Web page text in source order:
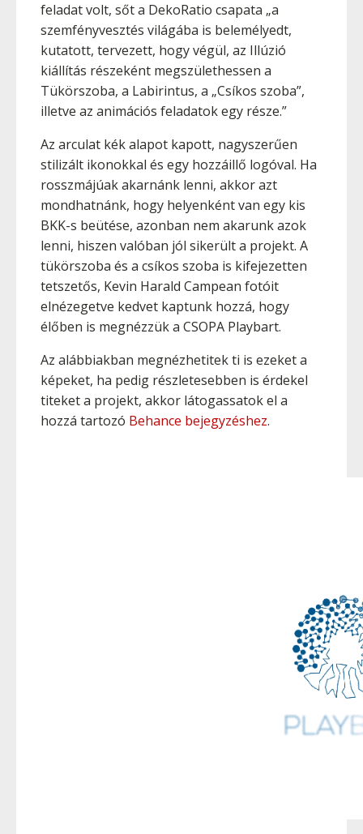
feladat volt, sőt a DekoRatio csapata „a
szemfényvesztés világába is belemélyedt,
kutatott, tervezett, hogy végül, az Illúzió
kiállítás részeként megszülethessen a
Tükörszoba, a Labirintus, a „Csíkos szoba”,
illetve az animációs feladatok egy része.”
Az arculat kék alapot kapott, nagyszerűen
stilizált ikonokkal és egy hozzáillő logóval. Ha
rosszmájúak akarnánk lenni, akkor azt
mondhatnánk, hogy helyenként van egy kis
BKK-s beütése, azonban nem akarunk azok
lenni, hiszen valóban jól sikerült a projekt. A
tükörszoba és a csíkos szoba is kifejezetten
tetszetős, Kevin Harald Campean fotóit
elnézegetve kedvet kaptunk hozzá, hogy
élőben is megnézzük a CSOPA Playbart.
Az alábbiakban megnézhetitek ti is ezeket a
képeket, ha pedig részletesebben is érdekel
titeket a projekt, akkor látogassatok el a
hozzá tartozó Behance bejegyzéshez.